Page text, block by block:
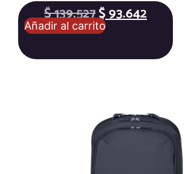
$139.527$93.642
Añadir al carrito